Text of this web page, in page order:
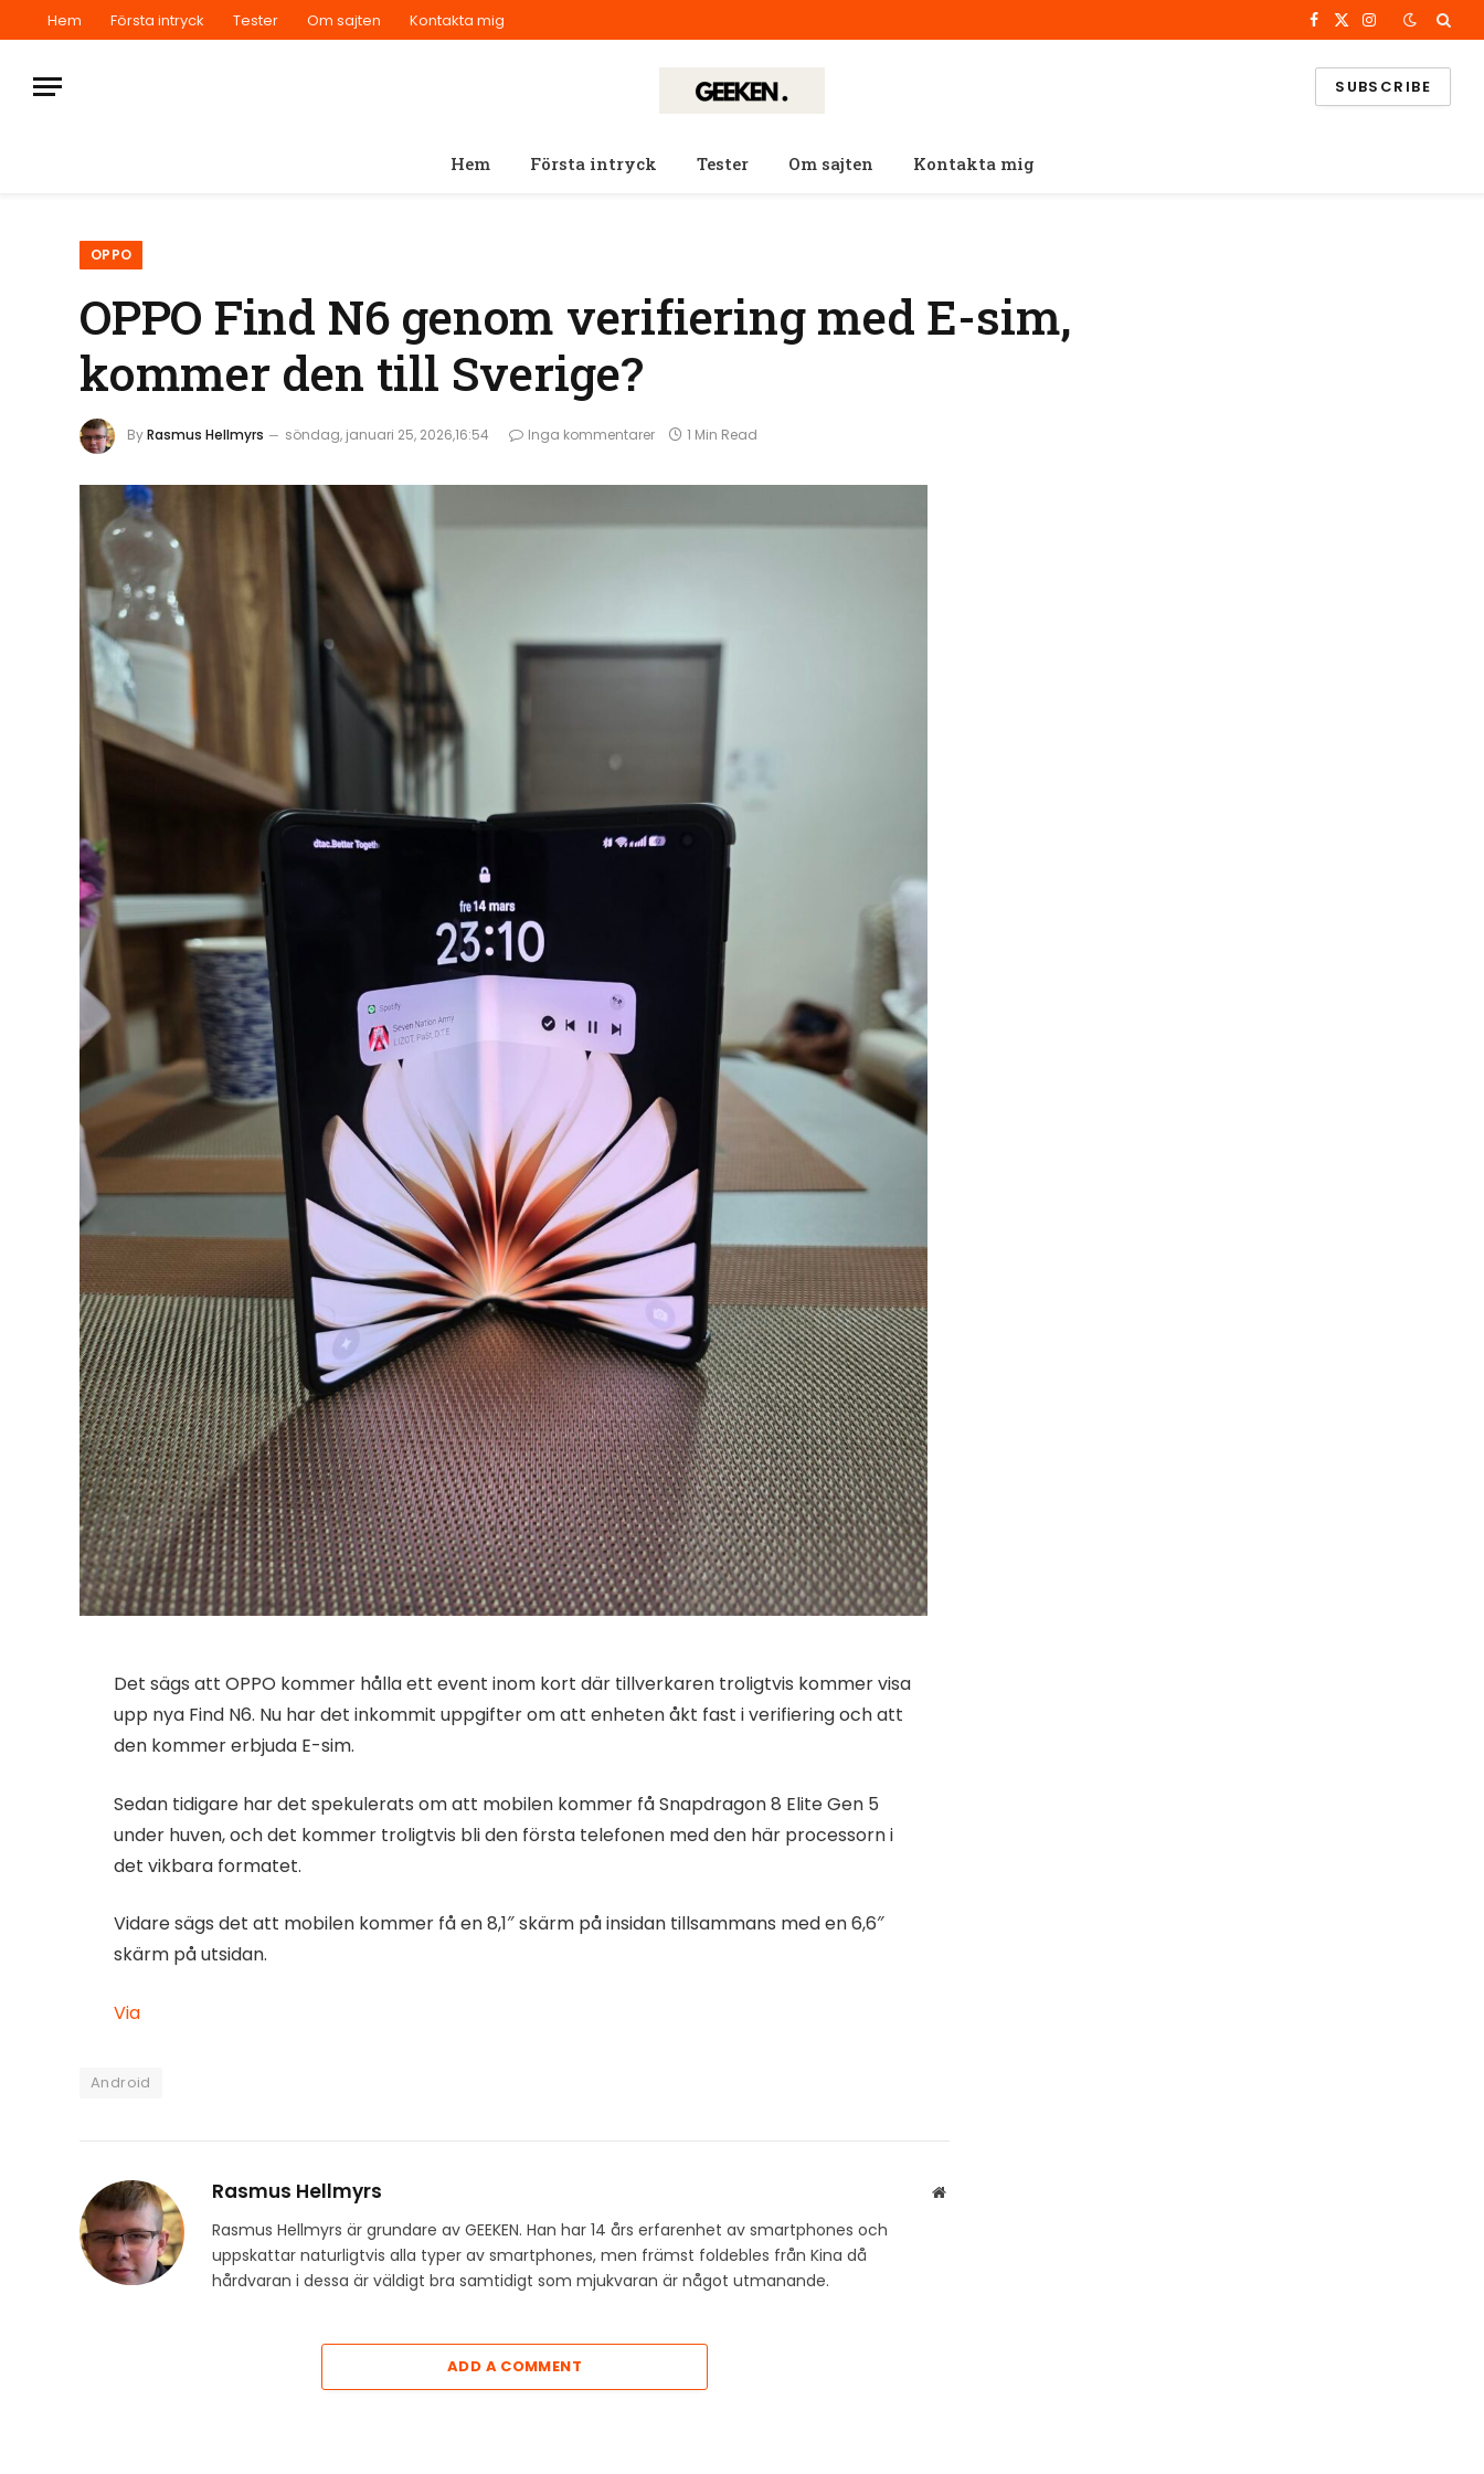
Hem Första intryck Tester Om sajten Kontakta mig Facebook
X
Instagram
SUBSCRIBE
Hem Första intryck Tester Om sajten Kontakta mig
OPPO
OPPO Find N6 genom verifiering med E-sim,
kommer den till Sverige?
ByRasmus Hellmyrs söndag, januari 25, 2026,16:54 Inga kommentarer 1 Min Read
Det sägs att OPPO kommer hålla ett event inom kort där tillverkaren troligtvis kommer visa
upp nya Find N6. Nu har det inkommit uppgifter om att enheten åkt fast i verifiering och att
den kommer erbjuda E-sim.
Sedan tidigare har det spekulerats om att mobilen kommer få Snapdragon 8 Elite Gen 5
under huven, och det kommer troligtvis bli den första telefonen med den här processorn i
det vikbara formatet.
Vidare sägs det att mobilen kommer få en 8,1″ skärm på insidan tillsammans med en 6,6″
skärm på utsidan.
Via
Android
Rasmus Hellmyrs Website
Rasmus Hellmyrs är grundare av GEEKEN. Han har 14 års erfarenhet av smartphones och
uppskattar naturligtvis alla typer av smartphones, men främst foldebles från Kina då
hårdvaran i dessa är väldigt bra samtidigt som mjukvaran är något utmanande.
ADD A COMMENT